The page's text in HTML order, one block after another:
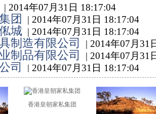
| 2014年07月31日 18:17:04
团 | 2014年07月31日 18:17:04
城 | 2014年07月31日 18:17:04
制造有限公司 | 2014年07月31
制品有限公司 | 2014年07月31
司 | 2014年07月31日 18:17:04
香港皇朝家私集团